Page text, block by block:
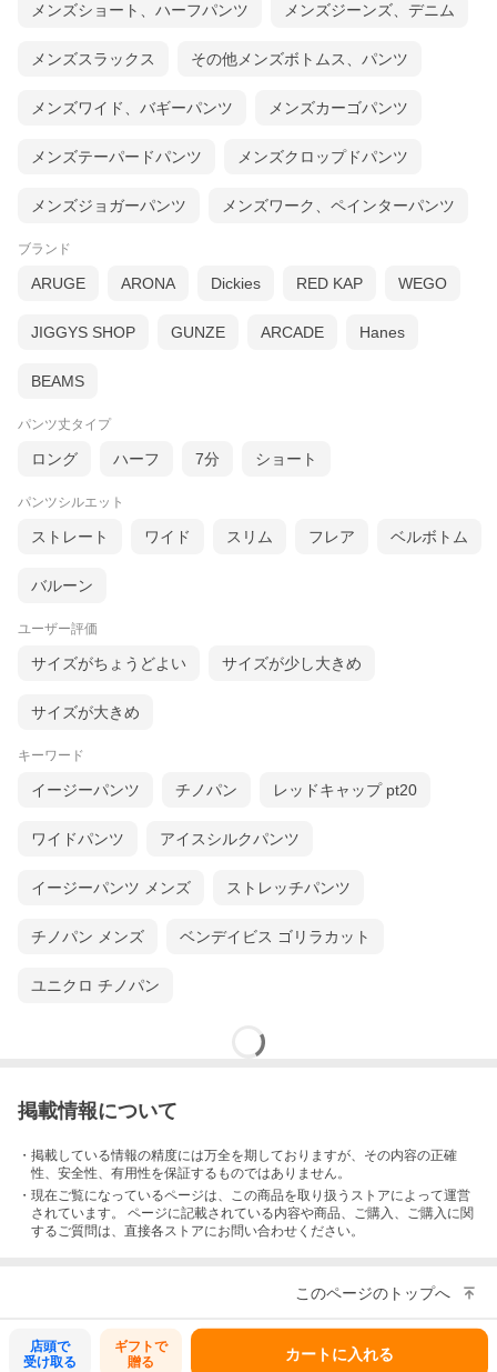
メンズショート、ハーフパンツ メンズジーンズ、デニム
メンズスラックス その他メンズボトムス、パンツ
メンズワイド、バギーパンツ メンズカーゴパンツ
メンズテーパードパンツ メンズクロップドパンツ
メンズジョガーパンツ メンズワーク、ペインターパンツ
ブランド
ARUGE ARONA Dickies RED KAP WEGO
JIGGYS SHOP GUNZE ARCADE Hanes
BEAMS
パンツ丈タイプ
ロング ハーフ 7分 ショート
パンツシルエット
ストレート ワイド スリム フレア ベルボトム
バルーン
ユーザー評価
サイズがちょうどよい サイズが少し大きめ
サイズが大きめ
キーワード
イージーパンツ チノパン レッドキャップ pt20
ワイドパンツ アイスシルクパンツ
イージーパンツ メンズ ストレッチパンツ
チノパン メンズ ベンデイビス ゴリラカット
ユニクロ チノパン
掲載情報について
・掲載している情報の精度には万全を期しておりますが、その内容の正確
性、安全性、有用性を保証するものではありません。
・現在ご覧になっているページは、この商品を取り扱うストアによって運営
されています。 ページに記載されている内容や商品、ご購入 、ご購入に関
するご質問は、直接各ストアにお問い合わせください。
このページのトップへ
店頭で
受け取る
ギフトで
贈る
カートに入れる